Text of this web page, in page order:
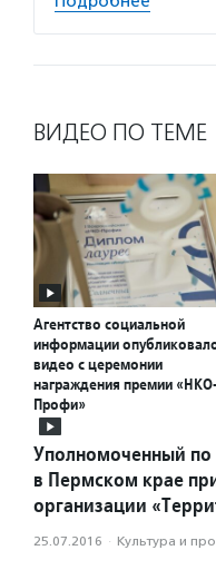
ВИДЕО ПО ТЕМЕ
Агентство социальной
информации
видео с церемонии
награждения премии «НКО-
Профи»
Уполномоченный по
в Пермском крае
организации
25.07.2016 · Культура и